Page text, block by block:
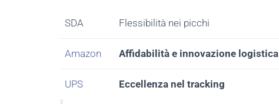
SDA Flessibilità nei picchi
Amazon Affidabilità e innovazione logistica
UPS Eccellenza nel tracking